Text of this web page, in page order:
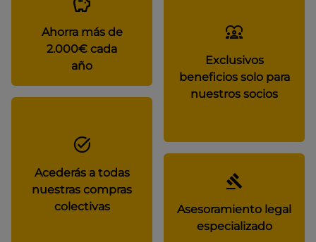
Ahorra más de
2.000€ cada
año
Exclusivos
beneficios solo para
nuestros socios
Acederás a todas
nuestras compras
colectivas
Asesoramiento legal
especializado